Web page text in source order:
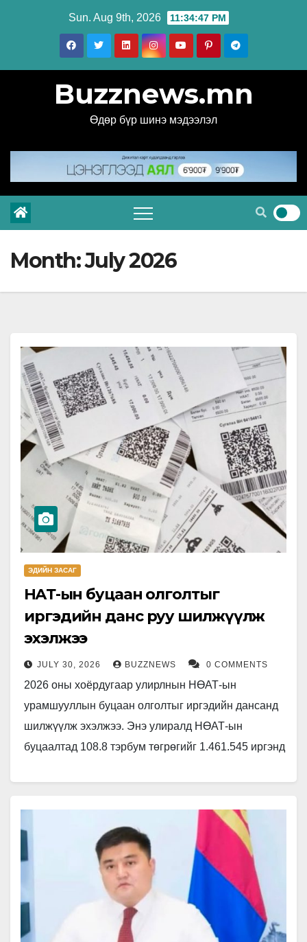
Sun. Aug 9th, 2026 11:34:48 PM
Buzznews.mn
Өдөр бүр шинэ мэдээлэл
Month:July 2026
ЭДИЙН ЗАСАГ
НӨАТ-ын буцаан олголтыг
иргэдийн данс руу шилжүүлж
эхэлжээ
JULY 30, 2026 BUZZNEWS 0 COMMENTS
2026 оны хоёрдугаар улирлнын НӨАТ-ын
урамшууллын буцаан олголтыг иргэдийн дансанд
шилжүүлж эхэлжээ. Энэ улиралд НӨАТ-ын
буцаалтад 108.8 тэрбум төгрөгийг 1.461.545 иргэнд